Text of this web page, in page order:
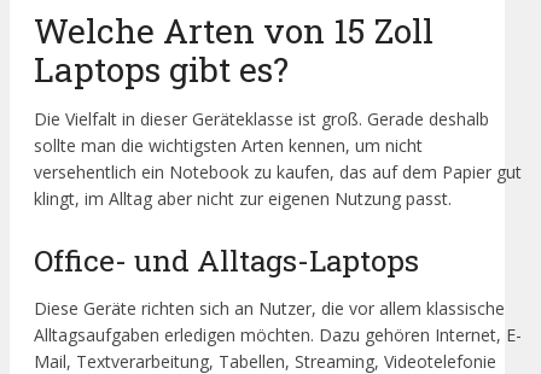
Welche Arten von 15 Zoll
Laptops gibt es?
Die Vielfalt in dieser Geräteklasse ist groß. Gerade deshalb
sollte man die wichtigsten Arten kennen, um nicht
versehentlich ein Notebook zu kaufen, das auf dem Papier gut
klingt, im Alltag aber nicht zur eigenen Nutzung passt.
Office- und Alltags-Laptops
Diese Geräte richten sich an Nutzer, die vor allem klassische
Alltagsaufgaben erledigen möchten. Dazu gehören Internet, E-
Mail, Textverarbeitung, Tabellen, Streaming, Videotelefonie